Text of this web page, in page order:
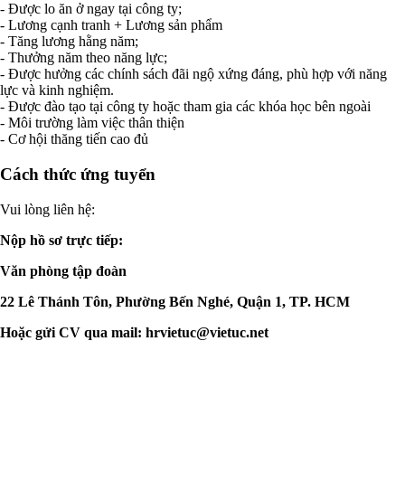
- Được lo ăn ở ngay tại công ty;
- Lương cạnh tranh + Lương sản phẩm
- Tăng lương hằng năm;
- Thưởng năm theo năng lực;
- Được hưởng các chính sách đãi ngộ xứng đáng, phù hợp với năng
lực và kinh nghiệm.
- Được đào tạo tại công ty hoặc tham gia các khóa học bên ngoài
- Môi trường làm việc thân thiện
- Cơ hội thăng tiến cao đủ
Cách thức ứng tuyển
Vui lòng liên hệ:
Nộp hồ sơ trực tiếp:
Văn phòng tập đoàn
22 Lê Thánh Tôn, Phường Bến Nghé, Quận 1, TP. HCM
Hoặc gửi CV qua mail: hrvietuc@vietuc.net